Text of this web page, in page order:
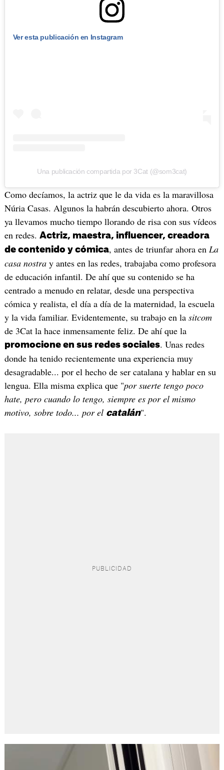
Ver esta publicación en Instagram
Una publicación compartida por 3Cat (@som3cat)
Como decíamos, la actriz que le da vida es la maravillosa
Núria Casas. Algunos la habrán descubierto ahora. Otros
ya llevamos mucho tiempo llorando de risa con sus vídeos
en redes. Actriz, maestra, influencer, creadora
de contenido y cómica, antes de triunfar ahora en La
casa nostray antes en las redes, trabajaba como profesora
de educación infantil. De ahí que su contenido se ha
centrado a menudo en relatar, desde una perspectiva
cómica y realista, el día a día de la maternidad, la escuela
y la vida familiar. Evidentemente, su trabajo en la sitcom
de 3Cat la hace inmensamente feliz. De ahí que la
promocione en sus redes sociales. Unas redes
donde ha tenido recientemente una experiencia muy
desagradable... por el hecho de ser catalana y hablar en su
lengua. Ella misma explica que "por suerte tengo poco
hate, pero cuando lo tengo, siempre es por el mismo
motivo, sobre todo... por el catalán".